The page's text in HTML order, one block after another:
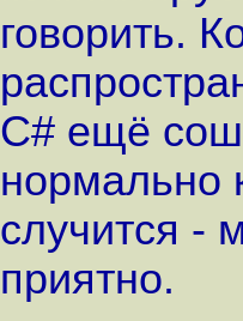
говорить.
C# ещё
нормально
случится -
приятно.